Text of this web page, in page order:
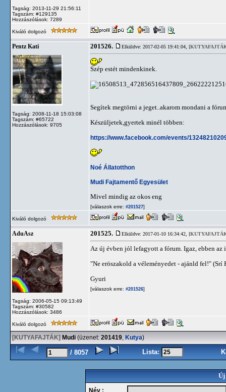
Tagság: 2013-11-29 21:56:11
Tagszám: #129135
Hozzászólások: 7289
Kiváló dolgozó
Pentz Kati
Tagság: 2008-11-18 15:03:08
Tagszám: #65722
Hozzászólások: 9705
201526. Elküldve: 2017-02-05 19:41:04,
Szép estét mindenkinek.
Segítek megtörni a jeget..akarom mondani a
Készüljetek,gyertek minél többen:
https://www.facebook.com/events/
Noé Állatotthon
Mudi Fajtamentő Egyesület
Mivel mindig az okos eng
[válaszok erre: #201527]
Kiváló dolgozó
AduAsz
Tagság: 2006-05-15 09:13:49
Tagszám: #30582
Hozzászólások: 3486
201525. Elküldve: 2017-01-10 16:34:42,
Az új évben jól lefagyott a fórum. Igaz, ebben az
"Ne eröszakold a véleményedet - ajánld fel!" (Srí
Gyuri
[válaszok erre: #201526]
Kiváló dolgozó
[KUTYAFAJTÁK] Mudi (üzenet: 201419, Kutya)
/ 8057 Lista:
Új
Név :